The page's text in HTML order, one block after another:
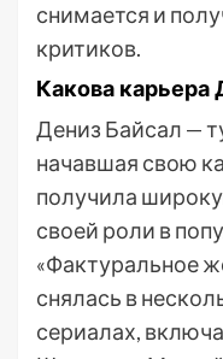
снимается и
критиков.
Какова карьера
Дениз Байсал —
начавшая свою
получила
своей роли в
«Фактуральное
снялась в
сериалах,